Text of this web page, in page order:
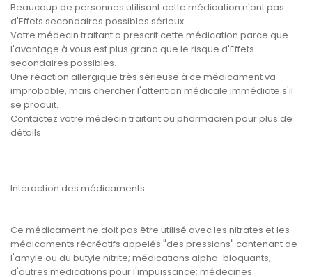
Beaucoup de personnes utilisant cette médication n'ont pas
d'Effets secondaires possibles sérieux.
Votre médecin traitant a prescrit cette médication parce que
l'avantage à vous est plus grand que le risque d'Effets
secondaires possibles.
Une réaction allergique très sérieuse à ce médicament va
improbable, mais chercher l'attention médicale immédiate s'il
se produit.
Contactez votre médecin traitant ou pharmacien pour plus de
détails.
Interaction des médicaments
Ce médicament ne doit pas être utilisé avec les nitrates et les
médicaments récréatifs appelés "des pressions" contenant de
l'amyle ou du butyle nitrite; médications alpha-bloquants;
d'autres médications pour l'impuissance; médecines